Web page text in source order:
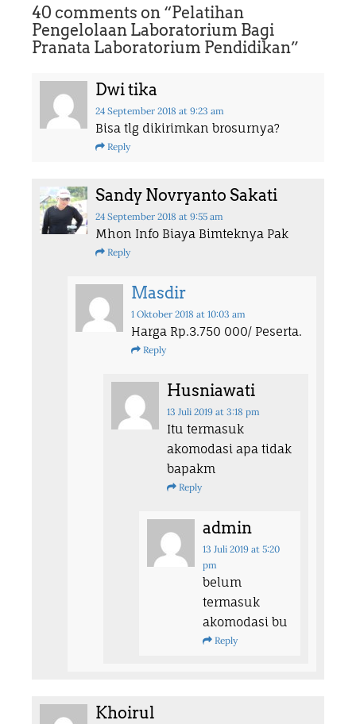
40 comments on “Pelatihan
Pengelolaan Laboratorium Bagi
Pranata Laboratorium Pendidikan”
Dwi tika
24 September 2018 at 9:23 am
Bisa tlg dikirimkan brosurnya?
Reply
Sandy Novryanto Sakati
24 September 2018 at 9:55 am
Mhon Info Biaya Bimteknya Pak
Reply
Masdir
1 Oktober 2018 at 10:03 am
Harga Rp.3.750 000/ Peserta.
Reply
Husniawati
13 Juli 2019 at 3:18 pm
Itu termasuk
akomodasi apa tidak
bapakm
Reply
admin
13 Juli 2019 at 5:20
pm
belum
termasuk
akomodasi bu
Reply
Khoirul